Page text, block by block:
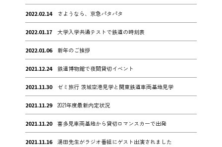
2022.02.14 さようなら、京急パタパタ
2022.01.17 大学入学共通テストで鉄道の時刻表
2022.01.06 新年のご挨拶
2021.12.24 鉄道博物館で夜間貸切イベント
2021.11.30 ゼミ旅行 茨城空港見学と関東鉄道車両基地見学
2021.11.29 2021年度最新内定状況
2021.11.20 喜多見車両基地から貸切ロマンスカーで出発
2021.11.16 湯田先生がラジオ番組にゲスト出演されました